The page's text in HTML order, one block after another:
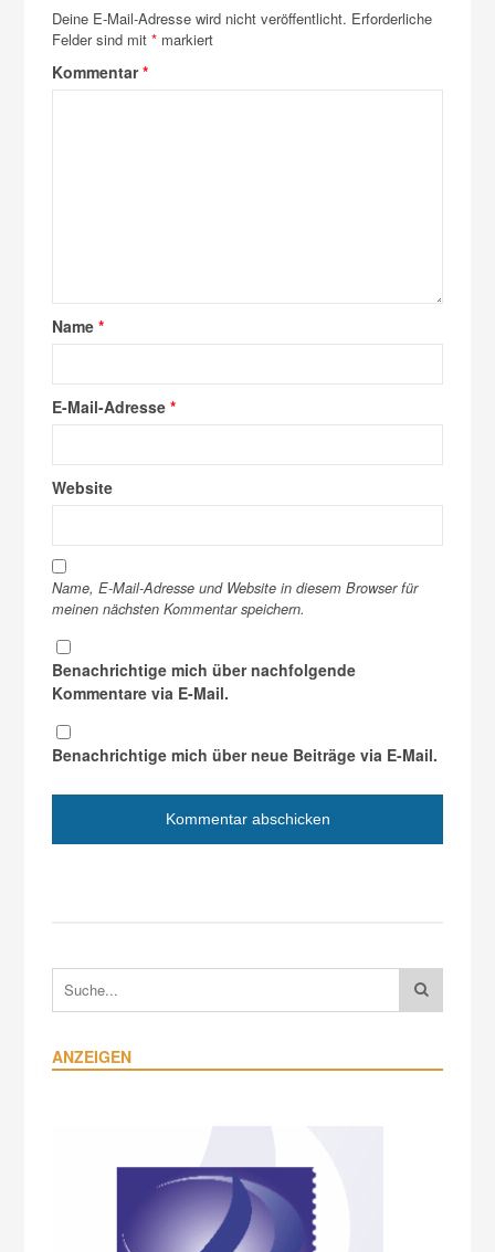
Deine E-Mail-Adresse wird nicht veröffentlicht. Erforderliche
Felder sind mit* markiert
Kommentar*
Name*
E-Mail-Adresse*
Website
Name, E-Mail-Adresse und Website in diesem Browser für
meinen nächsten Kommentar speichern.
Benachrichtige mich über nachfolgende
Kommentare via E-Mail.
Benachrichtige mich über neue Beiträge via E-Mail.
ANZEIGEN